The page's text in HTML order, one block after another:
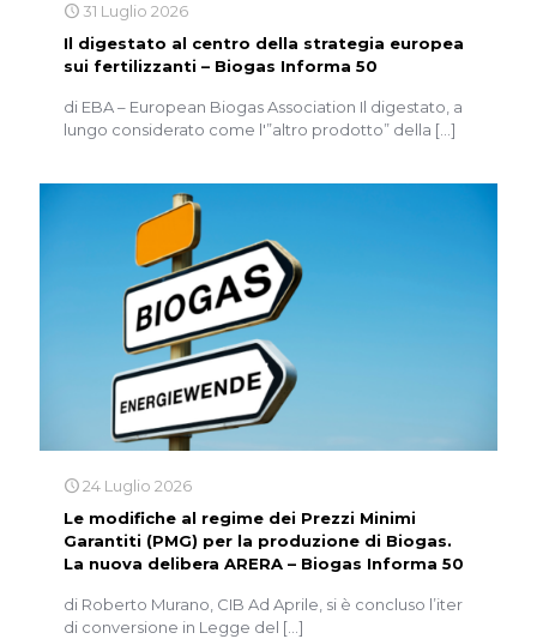
31 Luglio 2026
Il digestato al centro della strategia europea
sui fertilizzanti – Biogas Informa 50
di EBA – European Biogas Association Il digestato, a
lungo considerato come l'”altro prodotto” della […]
24 Luglio 2026
Le modifiche al regime dei Prezzi Minimi
Garantiti (PMG) per la produzione di Biogas.
La nuova delibera ARERA – Biogas Informa 50
di Roberto Murano, CIB Ad Aprile, si è concluso l’iter
di conversione in Legge del […]